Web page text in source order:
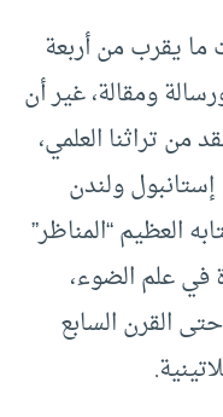
ما يقرب من أربعة
ومقالة، غير أن
تراثنا العلمي،
ولندن
العظيم “المناظر”
في علم الضوء،
القرن السابع